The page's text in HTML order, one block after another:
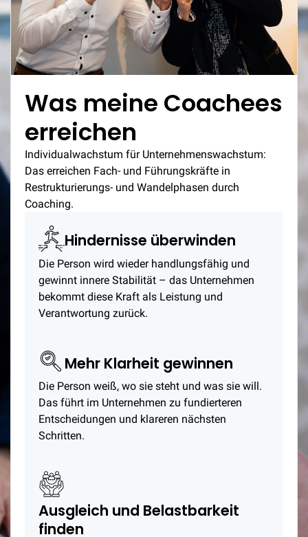
Was meine Coachees
erreichen
Individualwachstum für Unternehmenswachstum:
Das erreichen Fach- und Führungskräfte in
Restrukturierungs- und Wandelphasen durch
Coaching.
Hindernisse überwinden
Die Person wird wieder handlungsfähig und
gewinnt innere Stabilität – das Unternehmen
bekommt diese Kraft als Leistung und
Verantwortung zurück.
Mehr Klarheit gewinnen
Die Person weiß, wo sie steht und was sie will.
Das führt im Unternehmen zu fundierteren
Entscheidungen und klareren nächsten
Schritten.
Ausgleich und Belastbarkeit
finden